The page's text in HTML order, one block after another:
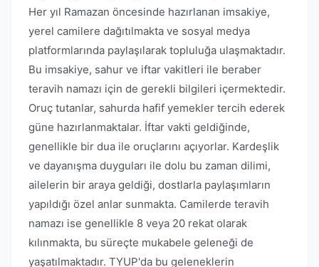
Her yıl Ramazan öncesinde hazırlanan imsakiye,
yerel camilere dağıtılmakta ve sosyal medya
platformlarında paylaşılarak topluluğa ulaşmaktadır.
Bu imsakiye, sahur ve iftar vakitleri ile beraber
teravih namazı için de gerekli bilgileri içermektedir.
Oruç tutanlar, sahurda hafif yemekler tercih ederek
güne hazırlanmaktalar. İftar vakti geldiğinde,
genellikle bir dua ile oruçlarını açıyorlar. Kardeşlik
ve dayanışma duyguları ile dolu bu zaman dilimi,
ailelerin bir araya geldiği, dostlarla paylaşımların
yapıldığı özel anlar sunmakta. Camilerde teravih
namazı ise genellikle 8 veya 20 rekat olarak
kılınmakta, bu süreçte mukabele geleneği de
yaşatılmaktadır. TYUP'da bu geleneklerin